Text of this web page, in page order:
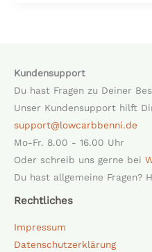
Kundensupport
Du hast Fragen zu Deiner
Unser Kundensupport hilft
support@lowcarbbenni.de
Mo-Fr. 8.00 - 16.00 Uhr
Oder schreib uns gerne bei
Du hast allgemeine Fragen?
Rechtliches
Impressum
Datenschutzerklärung